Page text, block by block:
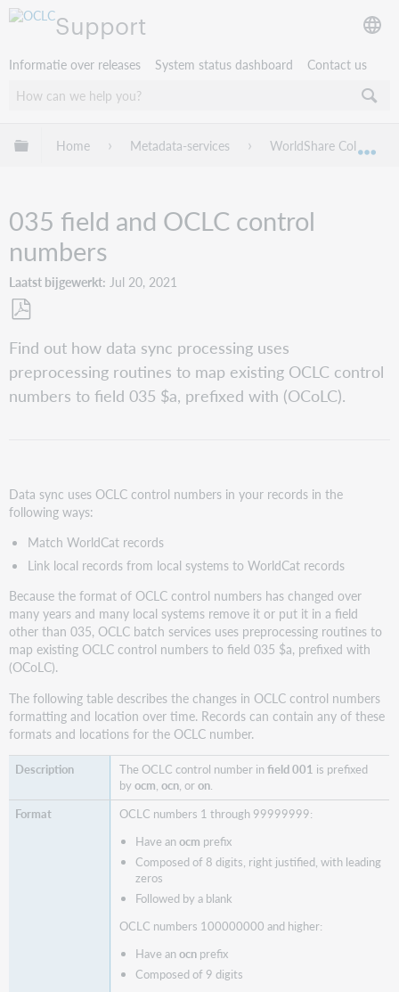
Support
Informatie over releases System status dashboard Contact us
Mondiale hiërarchie uitvouwen / samenvouwen
Home Metadata-services WorldShare Collection
035 field and OCLC control
numbers
Laatst bijgewerkt Jul 20, 2021
als
pdf
Find out how data sync processing uses
preprocessing routines to map existing OCLC control
numbers to field 035 $a, prefixed with (OCoLC).
Data sync uses OCLC control numbers in your records in the
following ways:
Match WorldCat records
Link local records from local systems to WorldCat records
Because the format of OCLC control numbers has changed over
many years and many local systems remove it or put it in a field
other than 035, OCLC batch services uses preprocessing routines to
map existing OCLC control numbers to field 035 $a, prefixed with
(OCoLC).
The following table describes the changes in OCLC control numbers
formatting and location over time. Records can contain any of these
formats and locations for the OCLC number.
The OCLC control number infield 001 is prefixed
byocm, ocn, oron.
OCLC numbers 1 through 99999999:
Have anocm prefix
Composed of 8 digits, right justified, with leading
zeros
Followed by a blank
OCLC numbers 100000000 and higher:
Have anocnprefix
Composed of 9 digits